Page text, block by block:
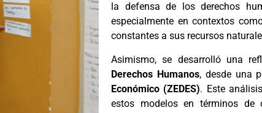
la defensa de los derechos
especialmente en contextos
constantes a sus recursos
Asimismo, se desarrolló una
Derechos Humanos, desde una
Económico (ZEDES). Este
estos modelos en términos de